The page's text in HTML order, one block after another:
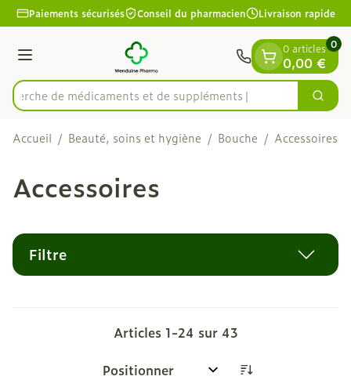
Aller au contenu
1 de 1
Paiements sécurisés Conseil du pharmacien Livraison rapide
Menu
Rechercher
Recherche de médicaments
0 articles
0,00 €
0
Accueil / Beauté, soins et hygiène / Bouche / Accessoires
Accessoires
Filtre
Articles 1-24 sur 43
Trier par: